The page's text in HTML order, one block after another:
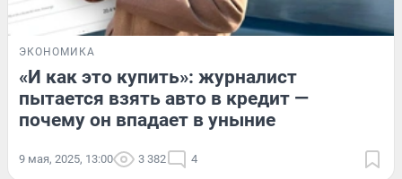
ЭКОНОМИКА
«И как это купить»: журналист
пытается взять авто в кредит —
почему он впадает в уныние
9 мая, 2025, 13:00 3 382 4